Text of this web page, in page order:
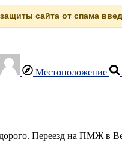
сайта от спама
Местоположение
Переезд на ПМЖ в